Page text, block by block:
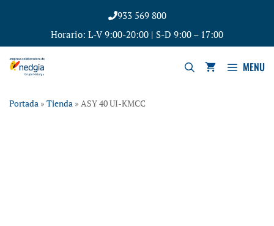
933 569 800
Horario: L-V 9:00-20:00 | S-D 9:00 – 17:00
MENU
Portada » Tienda » ASY 40 UI-KMCC